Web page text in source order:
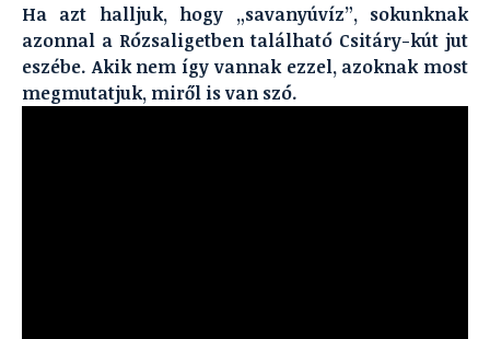
Ha azt halljuk, hogy „savanyúvíz”, sokunknak
azonnal a Rózsaligetben található Csitáry-kút jut
eszébe. Akik nem így vannak ezzel, azoknak most
megmutatjuk, miről is van szó.